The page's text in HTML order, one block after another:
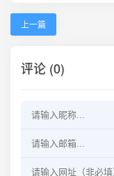
上一篇
评论 (0)